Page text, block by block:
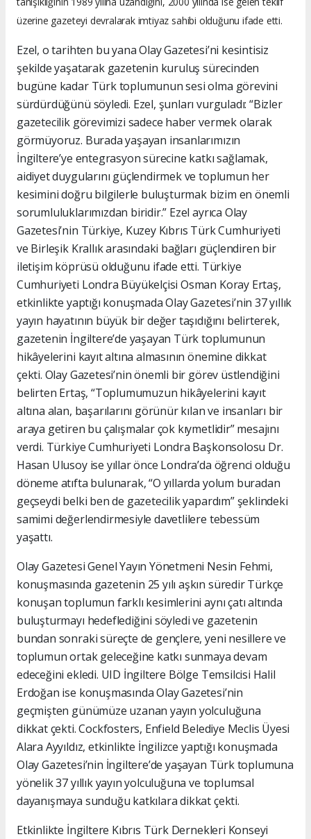
üzerine gazeteyi devralarak imtiyaz sahibi olduğunu ifade etti.
Ezel, o tarihten bu yana Olay Gazetesi’ni kesintisiz
şekilde yaşatarak gazetenin kuruluş sürecinden
bugüne kadar Türk toplumunun sesi olma görevini
sürdürdüğünü söyledi. Ezel, şunları vurguladı: “Bizler
gazetecilik görevimizi sadece haber vermek olarak
görmüyoruz. Burada yaşayan insanlarımızın
İngiltere’ye entegrasyon sürecine katkı sağlamak,
aidiyet duygularını güçlendirmek ve toplumun her
kesimini doğru bilgilerle buluşturmak bizim en önemli
sorumluluklarımızdan biridir.” Ezel ayrıca Olay
Gazetesi’nin Türkiye, Kuzey Kıbrıs Türk Cumhuriyeti
ve Birleşik Krallık arasındaki bağları güçlendiren bir
iletişim köprüsü olduğunu ifade etti. Türkiye
Cumhuriyeti Londra Büyükelçisi Osman Koray Ertaş,
etkinlikte yaptığı konuşmada Olay Gazetesi’nin 37 yıllık
yayın hayatının büyük bir değer taşıdığını belirterek,
gazetenin İngiltere’de yaşayan Türk toplumunun
hikâyelerini kayıt altına almasının önemine dikkat
çekti. Olay Gazetesi’nin önemli bir görev üstlendiğini
belirten Ertaş, “Toplumumuzun hikâyelerini kayıt
altına alan, başarılarını görünür kılan ve insanları bir
araya getiren bu çalışmalar çok kıymetlidir” mesajını
verdi. Türkiye Cumhuriyeti Londra Başkonsolosu Dr.
Hasan Ulusoy ise yıllar önce Londra’da öğrenci olduğu
döneme atıfta bulunarak, “O yıllarda yolum buradan
geçseydi belki ben de gazetecilik yapardım” şeklindeki
samimi değerlendirmesiyle davetlilere tebessüm
yaşattı.
Olay Gazetesi Genel Yayın Yönetmeni Nesin Fehmi,
konuşmasında gazetenin 25 yılı aşkın süredir Türkçe
konuşan toplumun farklı kesimlerini aynı çatı altında
buluşturmayı hedeflediğini söyledi ve gazetenin
bundan sonraki süreçte de gençlere, yeni nesillere ve
toplumun ortak geleceğine katkı sunmaya devam
edeceğini ekledi. UID İngiltere Bölge Temsilcisi Halil
Erdoğan ise konuşmasında Olay Gazetesi’nin
geçmişten günümüze uzanan yayın yolculuğuna
dikkat çekti. Cockfosters, Enfield Belediye Meclis Üyesi
Alara Ayyıldız, etkinlikte İngilizce yaptığı konuşmada
Olay Gazetesi’nin İngiltere’de yaşayan Türk toplumuna
yönelik 37 yıllık yayın yolculuğuna ve toplumsal
dayanışmaya sunduğu katkılara dikkat çekti.
Etkinlikte İngiltere Kıbrıs Türk Dernekleri Konseyi